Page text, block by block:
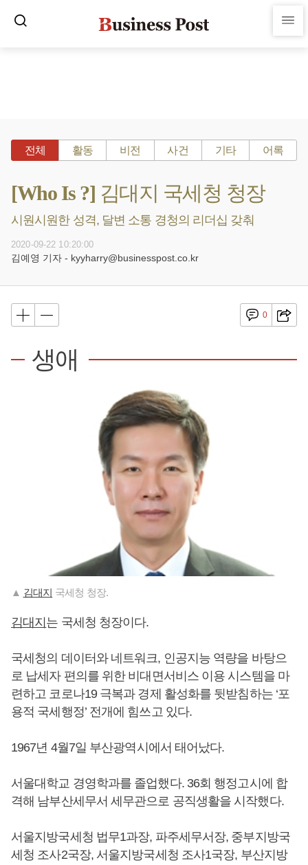
전체 활동 비전 사건 기타 어록
[Who Is ?] 김대지 국세청 청장
시원시원한 성격, 달변 소통 경청의 리더십 갖춰
2020-09-22 10:20:00
김예영 기자 - kyyharry@businesspost.co.kr
0
생애
▲ 김대지 국세청 청장.
김대지 는 국세청 청장이다.
국세청의 데이터와 네트워크, 인공지능 역량을 바탕으
로 납세자 편의를 위한 비대면서비스 이용 시스템을 마
련하고 코로나19 극복과 경제 활성화를 뒷받침하는 ‘포
용적 국세행정’ 전개에 힘쓰고 있다.
1967년 4월7일 부산광역시에서 태어났다.
서울대학교 경영학과를 졸업했다. 36회 행정고시에 합
격해 남부산세무서 세무관으로 공직생활을 시작했다.
서울지방국세청 법무1과장, 파주세무서장, 중부지방국
세청 조사2국장, 서울지방국세청 조사1국장, 부산지방